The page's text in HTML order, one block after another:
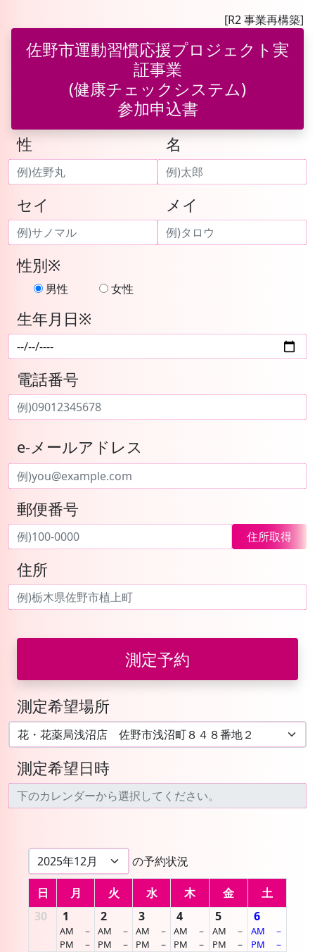
[R2 事業再構築]
佐野市運動習慣応援プロジェクト実
証事業
(健康チェックシステム)
参加申込書
性 名
セイ メイ
性別※
男性 女性
生年月日※
電話番号
e-メールアドレス
郵便番号
住所取得
住所
測定予約
測定希望場所
測定希望日時
の予約状況
日 月 火 水 木 金
土
30
1
AM
－
PM
－
2
AM
－
PM
－
3
AM
－
PM
－
4
AM
－
PM
－
5
AM
－
PM
－
6
AM
－
PM
－